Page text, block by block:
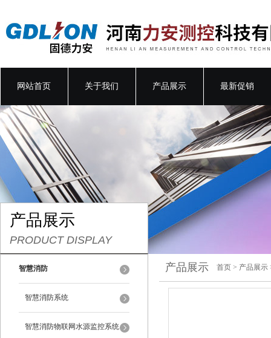
网站首页 关于我们 产品展示 最新促销
产品展示
PRODUCT DISPLAY
智慧消防
智慧消防系统
智慧消防物联网水源监控系统
产品展示 首页 > 产品展示